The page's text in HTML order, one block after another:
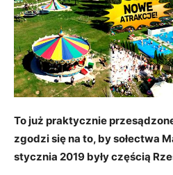
To już praktycznie
zgodzi się na to, by sołectwa
stycznia 2019 były częścią